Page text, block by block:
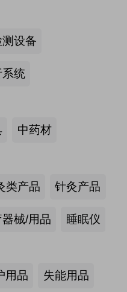
设备
系统
中药材
类产品 针灸产品
械/用品 睡眠仪
用品 失能用品
-海尔智慧康养
M8-海尔智慧康养